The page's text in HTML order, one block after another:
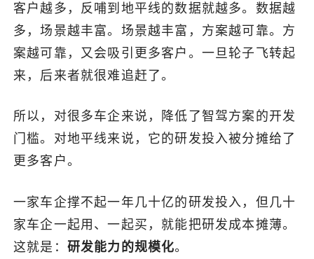
客户越多，反哺到地平线的数据就越多。数据越
多，场景越丰富。场景越丰富，方案越可靠。方
案越可靠，又会吸引更多客户。一旦轮子飞转起
来，后来者就很难追赶了。
所以，对很多车企来说，降低了智驾方案的开发
门槛。对地平线来说，它的研发投入被分摊给了
更多客户。
一家车企撑不起一年几十亿的研发投入，但几十
家车企一起用、一起买，就能把研发成本摊薄。
这就是： 研发能力的规模化。